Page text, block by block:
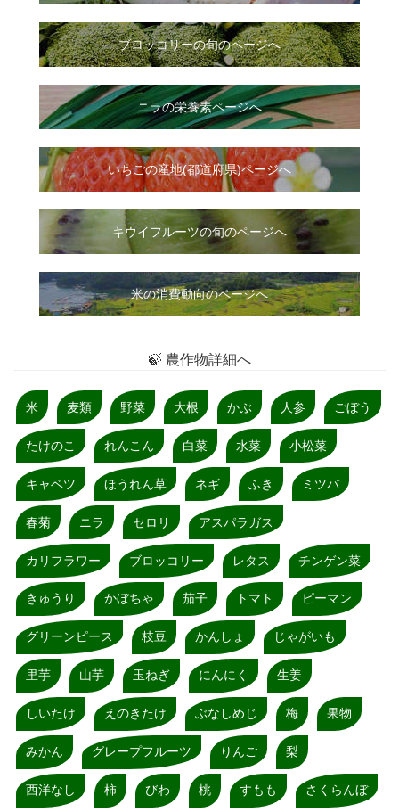
ブロッコリーの旬のページへ
ニラの栄養素ページへ
いちごの産地(都道府県)ページへ
キウイフルーツの旬のページへ
米の消費動向のページへ
🍃 農作物詳細へ
米 麦類 野菜 大根 かぶ 人参 ごぼう
たけのこ れんこん 白菜 水菜 小松菜
キャベツ ほうれん草 ネギ ふき ミツバ
春菊 ニラ セロリ アスパラガス
カリフラワー ブロッコリー レタス チンゲン菜
きゅうり かぼちゃ 茄子 トマト ピーマン
グリーンピース 枝豆 かんしょ じゃがいも
里芋 山芋 玉ねぎ にんにく 生姜
しいたけ えのきたけ ぶなしめじ 梅 果物
みかん グレープフルーツ りんご 梨
西洋なし 柿 びわ 桃 すもも さくらんぼ